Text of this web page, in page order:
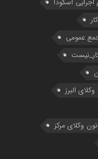
عمومی
البرز
وکلای مرکز